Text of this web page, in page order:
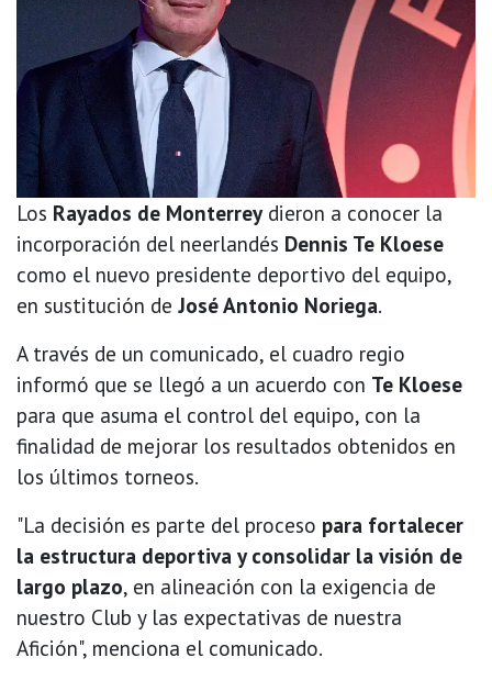
Los Rayados de Monterreydieron a conocer la
incorporación del neerlandés Dennis Te Kloese
como el nuevo presidente deportivo del equipo,
en sustitución de José Antonio Noriega.
A través de un comunicado, el cuadro regio
informó que se llegó a un acuerdo con Te Kloese
para que asuma el control del equipo, con la
finalidad de mejorar los resultados obtenidos en
los últimos torneos.
"La decisión es parte del proceso para fortalecer
la estructura deportiva y consolidar la visión de
largo plazo, en alineación con la exigencia de
nuestro Club y las expectativas de nuestra
Afición", menciona el comunicado.